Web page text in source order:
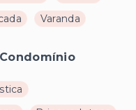
Varanda